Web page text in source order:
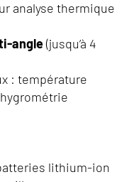
analyse thermique
angle(jusqu’à 4
: température
lithium-ion